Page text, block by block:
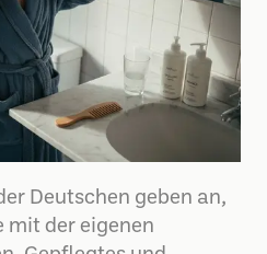
Deutschen geben an,
mit der eigenen